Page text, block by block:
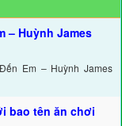
– Huỳnh James
Em – Huỳnh James
bao tên ăn chơi